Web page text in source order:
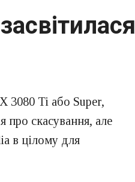
3080 Ti або Super,
про скасування, але
в цілому для